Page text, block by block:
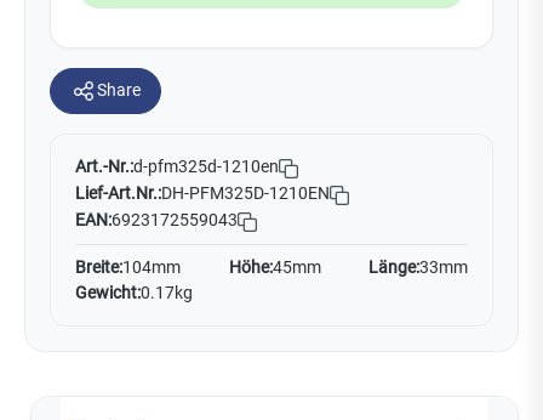
Share
Art.-Nr.:d-pfm325d-1210en
Lief-Art.Nr.:DH-PFM325D-1210EN
EAN:6923172559043
Breite:104mm Höhe:45mm Länge:33mm
Gewicht:0.17kg